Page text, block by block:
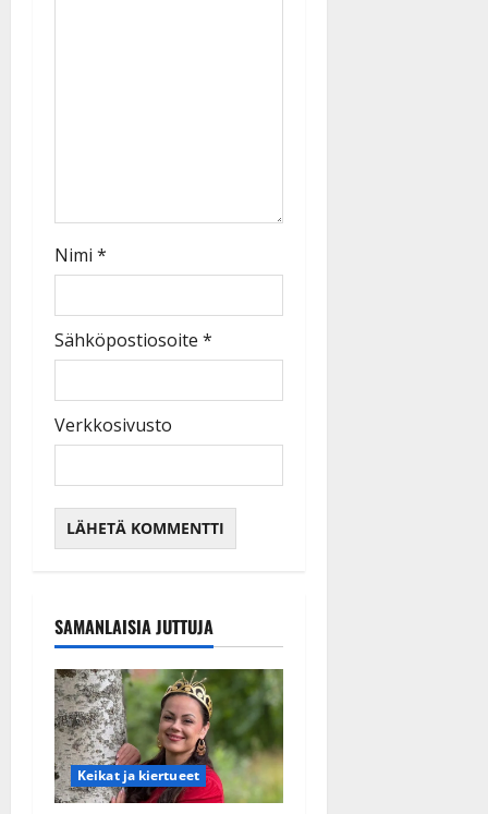
Nimi *
Sähköpostiosoite *
Verkkosivusto
SAMANLAISIA JUTTUJA
Keikat ja kiertueet